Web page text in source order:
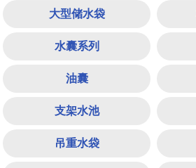
大型储水袋
水囊系列
油囊
支架水池
吊重水袋